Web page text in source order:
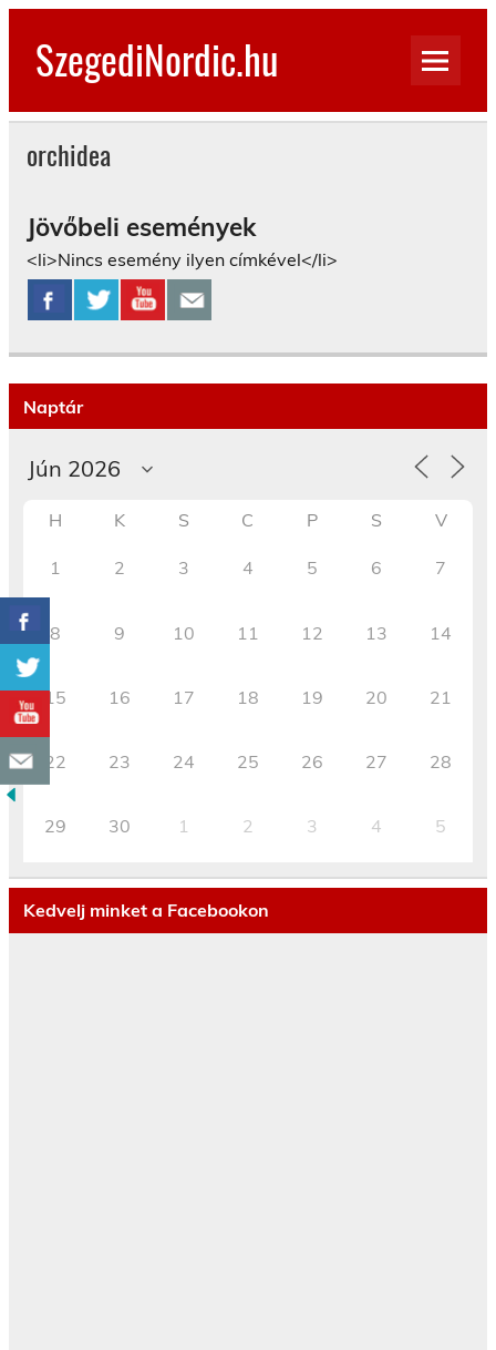
Skip
contentSzegediNordic.hu
orchidea
Jövőbeli események
<li>Nincs esemény ilyen címkével</li>
Naptár
H K S C P S V
1 2 3 4 5 6 7
8 9 10 11 12 13 14
15 16 17 18 19 20 21
22 23 24 25 26 27 28
29 30 1 2 3 4 5
Kedvelj minket a Facebookon